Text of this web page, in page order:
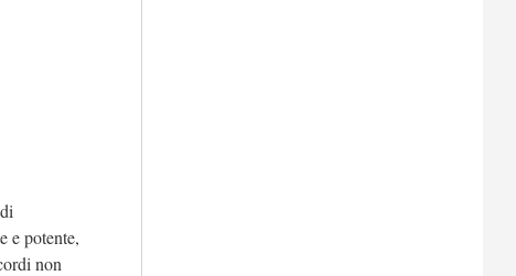
e potente,
non